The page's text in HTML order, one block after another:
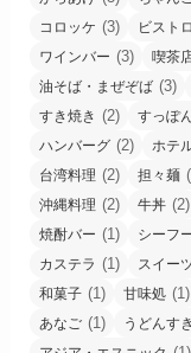
コロッケ (3) ビストロ
ワインバー (3) 喫茶
油そば・まぜぞば (3)
すき焼き (2) すっぽ
ハンバーグ (2) ホテ
台湾料理 (2) 担々麺
沖縄料理 (2) 牛丼 (2)
焼酎バー (1) シーフ
カステラ (1) スイー
和菓子 (1) 甘味処 (1)
あなご (1) うどんすき